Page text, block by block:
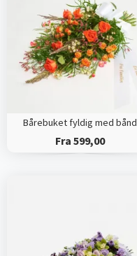
Bårebuket fyldig med bånd
Fra 599,00